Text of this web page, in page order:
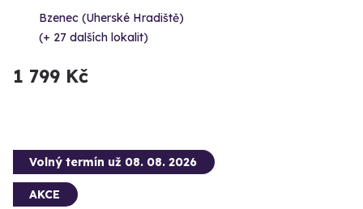
Bzenec (Uherské Hradiště)
(+ 27 dalších lokalit)
1 799 Kč
Volný termín už 08. 08. 2026
AKCE